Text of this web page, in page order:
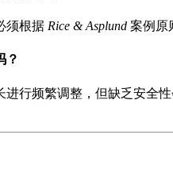
须根据 Rice & Asplund 案例原
？
行频繁调整，但缺乏安全